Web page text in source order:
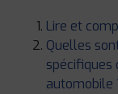
Lire et
Quelles
spécifiques
automobile